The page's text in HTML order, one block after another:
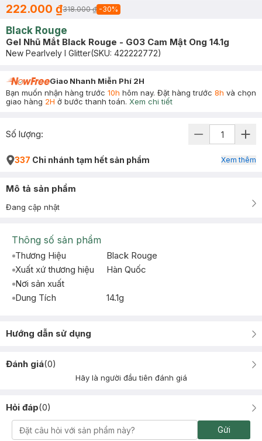
222.000 ₫318.000 ₫ -30%
Black Rouge
Gel Nhũ Mắt Black Rouge - G03 Cam Mật Ong 14.1g
New Pearlvely I Glitter(SKU: 422222772)
Giao Nhanh Miễn Phí 2H
Bạn muốn nhận hàng trước 10h hôm nay. Đặt hàng trước 8h và chọn
giao hàng 2H ở bước thanh toán. Xem chi tiết
Số lượng:
337 Chi nhánh tạm hết sản phẩm Xem thêm
Mô tả sản phẩm
Đang cập nhật
Thông số sản phẩm
Thương Hiệu
Black Rouge
Xuất xứ thương hiệu
Hàn Quốc
Nơi sản xuất
Dung Tích
14.1g
Hướng dẫn sử dụng
Đánh giá(0)
Hãy là người đầu tiên đánh giá
Hỏi đáp(0)
Gửi